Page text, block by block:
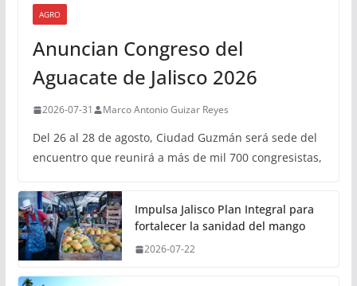
AGRO
Anuncian Congreso del
Aguacate de Jalisco 2026
2026-07-31 Marco Antonio Guizar Reyes
Del 26 al 28 de agosto, Ciudad Guzmán será sede del
encuentro que reunirá a más de mil 700 congresistas,
Impulsa Jalisco Plan Integral para
fortalecer la sanidad del mango
2026-07-22